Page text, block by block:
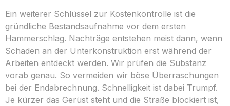
Ein weiterer Schlüssel zur Kostenkontrolle ist die
gründliche Bestandsaufnahme vor dem ersten
Hammerschlag. Nachträge entstehen meist dann, wenn
Schäden an der Unterkonstruktion erst während der
Arbeiten entdeckt werden. Wir prüfen die Substanz
vorab genau. So vermeiden wir böse Überraschungen
bei der Endabrechnung. Schnelligkeit ist dabei Trumpf.
Je kürzer das Gerüst steht und die Straße blockiert ist,